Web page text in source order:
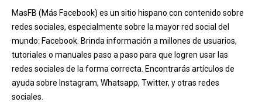
MasFB (Más Facebook) es un sitio hispano con contenido sobre
redes sociales, especialmente sobre la mayor red social del
mundo: Facebook. Brinda información a millones de usuarios,
tutoriales o manuales paso a paso para que logren usar las
redes sociales de la forma correcta. Encontrarás artículos de
ayuda sobre Instagram, Whatsapp, Twitter, y otras redes
sociales.